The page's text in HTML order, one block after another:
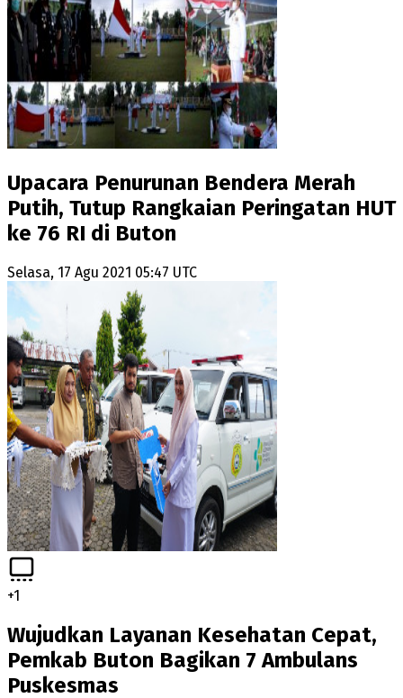
Upacara Penurunan Bendera Merah
Putih, Tutup Rangkaian Peringatan HUT
ke 76 RI di Buton
Selasa, 17 Agu 2021 05:47 UTC
+1
Wujudkan Layanan Kesehatan Cepat,
Pemkab Buton Bagikan 7 Ambulans
Puskesmas